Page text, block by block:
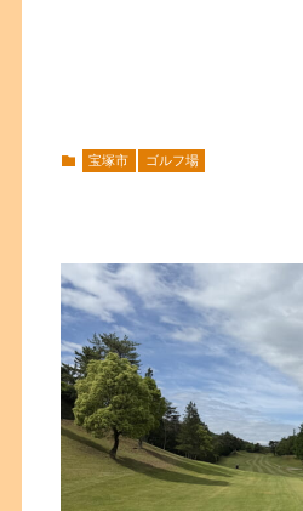
宝塚市 ゴルフ場